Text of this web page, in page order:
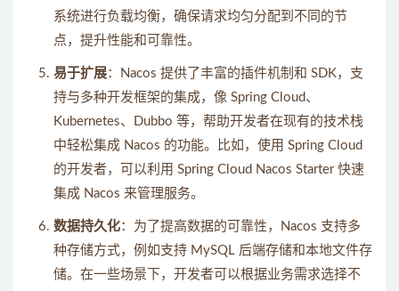
系统进行负载均衡，确保请求均匀分配到不同的节
点，提升性能和可靠性。
易于扩展：Nacos 提供了丰富的插件机制和 SDK，支
持与多种开发框架的集成，像 Spring Cloud、
Kubernetes、Dubbo 等，帮助开发者在现有的技术栈
中轻松集成 Nacos 的功能。比如，使用 Spring Cloud
的开发者，可以利用 Spring Cloud Nacos Starter 快速
集成 Nacos 来管理服务。
数据持久化：为了提高数据的可靠性，Nacos 支持多
种存储方式，例如支持 MySQL 后端存储和本地文件存
储。在一些场景下，开发者可以根据业务需求选择不